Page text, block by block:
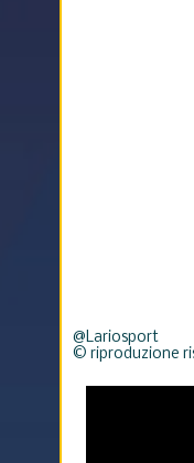
@Lariosport
© riproduzione